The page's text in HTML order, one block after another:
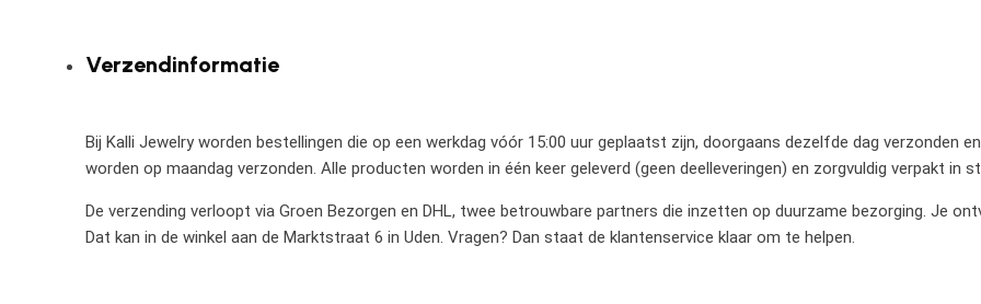
Verzendinformatie
Bij Kalli Jewelry worden bestellingen die op een werkdag vóór 15:00 uur geplaatst zijn, doorgaans dezelfde dag verzonden
worden op maandag verzonden. Alle producten worden in één keer geleverd (geen deelleveringen) en zorgvuldig verpakt in
De verzending verloopt via Groen Bezorgen en DHL, twee betrouwbare partners die inzetten op duurzame bezorging. Je
Dat kan in de winkel aan de Marktstraat 6 in Uden. Vragen? Dan staat de klantenservice klaar om te helpen.